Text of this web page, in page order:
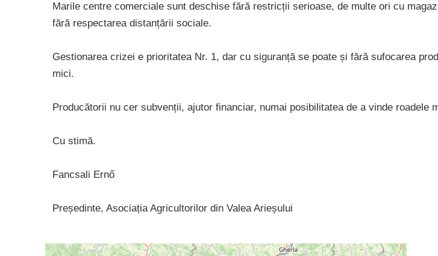
Marile centre comerciale sunt deschise fără restricții serioase, de multe ori cu
fără respectarea distanțării sociale.
Gestionarea crizei e prioritatea Nr. 1, dar cu siguranță se poate și fără sufocarea
mici.
Producătorii nu cer subvenții, ajutor financiar, numai posibilitatea de a vinde roadele
Cu stimă.
Fancsali Ernő
Președinte, Asociația Agricultorilor din Valea Arieșului